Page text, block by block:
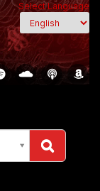
Select Language